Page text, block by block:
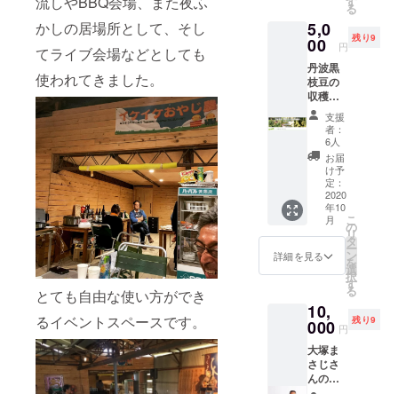
かしの居場所として、そし
てライブ会場などとしても
使われてきました。
とても自由な使い方ができ
るイベントスペースです。
候や育
成の具
合でス
ケ
ジュー
ル及び
参加内
容が変
更にな
る場合
があり
ます。
（黒
豆・さ
つまい
いこん
等）
す。額
面以下
の場合
お釣り
は出ま
せん。
店主の
おすす
め日本
酒サー
ビスの
特典付
き。 サ
ンクス
レター
をお届
けしま
円相
当） ご
招待＆
優先予
約権 い
けいけ
おやじ
農場に
隣接す
るハウ
ス栽培
のいち
ご農
園、な
がしお
農場の
いちご
す。
https://
nagashi
o-
nojo.co
m/ichig
る
5,0
00 円
残り9
丹波黒
枝豆の
収穫体
験を!!
黒豆の
王様、
丹波黒
枝豆を
収穫、
そして
選別の
体験も
セット
で。 10
月上旬
から下
られた
時期だ
けの特
別な体
験で
す。 な
支援
者：
6人
お届
け予
定：
2020
年10
月
詳細を見る
こ
の
リ
タ
ー
ン
を
選
択
す
る
10,
000 円
残り9
大塚ま
さじさ
んのコ